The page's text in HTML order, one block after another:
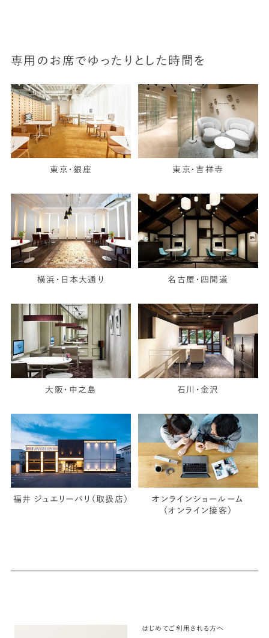
専用のお席でゆったりとした時間を
東京・銀座 東京・吉祥寺
横浜・日本大通り 名古屋・四間道
大阪・中之島 石川・金沢
福井 ジュエリーパリ（取扱店）
オンラインショールーム
（オンライン接客）
はじめてご利用される方へ